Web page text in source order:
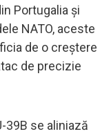
Portugalia și
NATO, aceste
de o creștere
de precizie
39B se aliniază